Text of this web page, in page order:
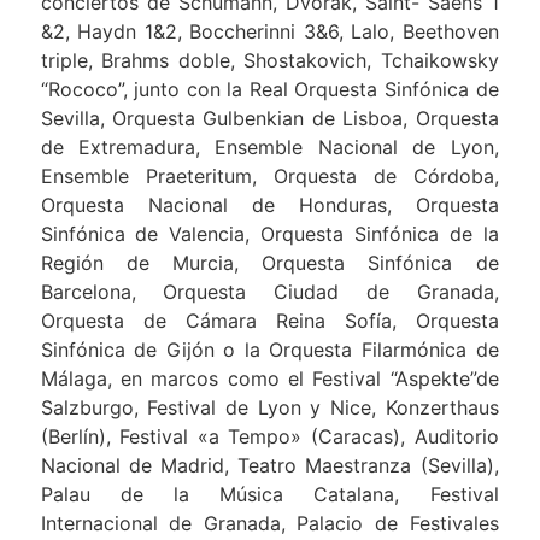
&2, Haydn 1&2, Boccherinni 3&6, Lalo, Beethoven
triple, Brahms doble, Shostakovich, Tchaikowsky
“Rococo”, junto con la Real Orquesta Sinfónica de
Sevilla, Orquesta Gulbenkian de Lisboa, Orquesta
de Extremadura, Ensemble Nacional de Lyon,
Ensemble Praeteritum, Orquesta de Córdoba,
Orquesta Nacional de Honduras, Orquesta
Sinfónica de Valencia, Orquesta Sinfónica de la
Región de Murcia, Orquesta Sinfónica de
Barcelona, Orquesta Ciudad de Granada,
Orquesta de Cámara Reina Sofía, Orquesta
Sinfónica de Gijón o la Orquesta Filarmónica de
Málaga, en marcos como el Festival “Aspekte”de
Salzburgo, Festival de Lyon y Nice, Konzerthaus
(Berlín), Festival «a Tempo» (Caracas), Auditorio
Nacional de Madrid, Teatro Maestranza (Sevilla),
Palau de la Música Catalana, Festival
Internacional de Granada, Palacio de Festivales